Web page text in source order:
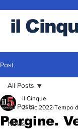
il
Post
All Posts
News
All Posts
Pergine.
il Cinque
21 dic 2022 Tempo